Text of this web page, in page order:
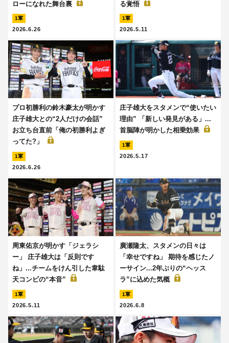
ローになれた舞台裏
1軍
2026.6.26
る覚悟
1軍
2026.5.11
プロ初勝利の鈴木豪太が明かす
庄子雄大との“2人だけの会話”
お立ち台直前「俺の初勝利よぎ
ってた?」
1軍
2026.6.26
庄子雄大をスタメンで“使いたい
理由” 「新しい発見がある」...
首脳陣が明かした相乗効果
1軍
2026.5.17
周東佑京が明かす「ジェラシ
ー」 庄子雄大は「反則です
ね」...チームをけん引した韋駄
天コンビの“本音”
1軍
2026.5.11
廣瀬隆太、スタメンの日々は
「幸せですね」 期待を感じたノ
ーサイン...2年ぶりの“ヘッス
ラ”に込めた気概
1軍
2026.6.8